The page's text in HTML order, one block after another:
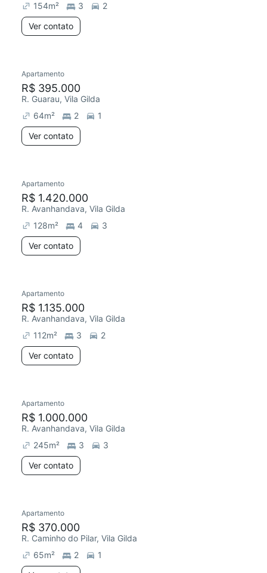
154m² 3
2
Ver contato
Redecorar
Apartamento
R$ 395.000
R. Guarau, Vila Gilda
64m² 2
1
Ver contato
Apartamento
R$ 1.420.000
R. Avanhandava, Vila Gilda
128m² 4
3
Ver contato
Apartamento
R$ 1.135.000
R. Avanhandava, Vila Gilda
112m² 3
2
Ver contato
Apartamento
R$ 1.000.000
R. Avanhandava, Vila Gilda
245m² 3
3
Ver contato
Apartamento
R$ 370.000
R. Caminho do Pilar, Vila Gilda
65m² 2
1